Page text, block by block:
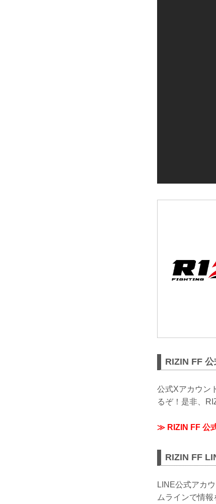
RIZIN FF
公式Xアカウン
るぞ！是非、
≫ RIZIN FF 公
RIZIN FF
LINE公式アカ
ムラインで情